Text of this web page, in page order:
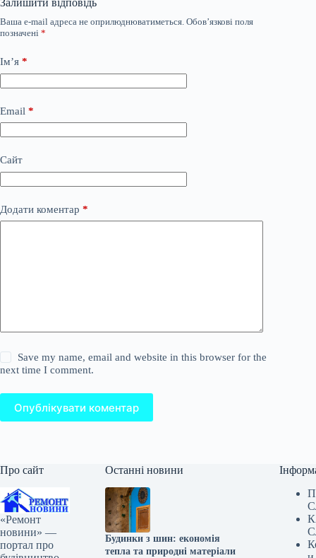
Залишити відповідь
Ваша e-mail адреса не оприлюднюватиметься. Обов’язкові поля
позначені *
Ім’я *
Email *
Сайт
Додати коментар *
Save my name, email and website in this browser for the
next time I comment.
Опублікувати коментар
Про сайт
«Ремонт
новини» —
портал про
Останні новини
Будинки з шин: економія
тепла та природні матеріали